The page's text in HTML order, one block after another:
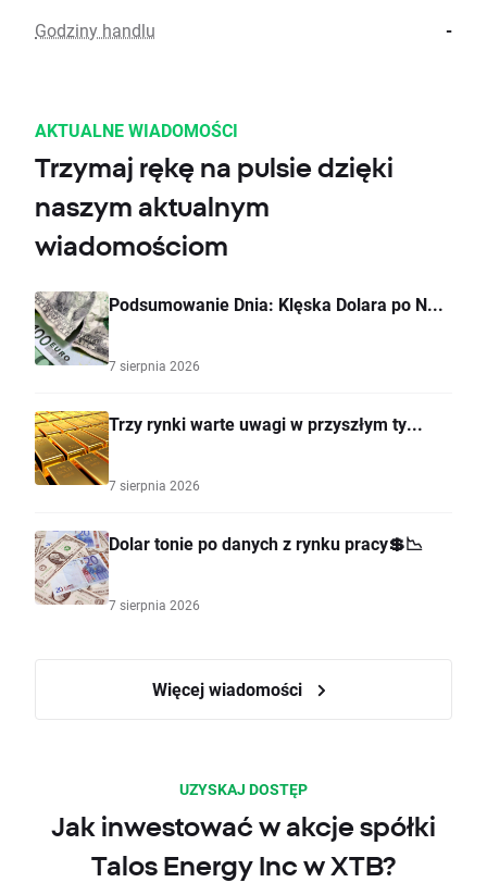
Godziny handlu -
AKTUALNE WIADOMOŚCI
Trzymaj rękę na pulsie dzięki
naszym aktualnym
wiadomościom
Podsumowanie Dnia: Klęska Dolara po N...
7 sierpnia 2026
Trzy rynki warte uwagi w przyszłym ty...
7 sierpnia 2026
Dolar tonie po danych z rynku pracy💲📉
7 sierpnia 2026
Więcej wiadomości
UZYSKAJ DOSTĘP
Jak inwestować w akcje spółki
Talos Energy Inc w XTB?